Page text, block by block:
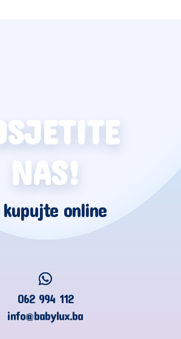
NAS!
online
062 994 112
info@babylux.ba